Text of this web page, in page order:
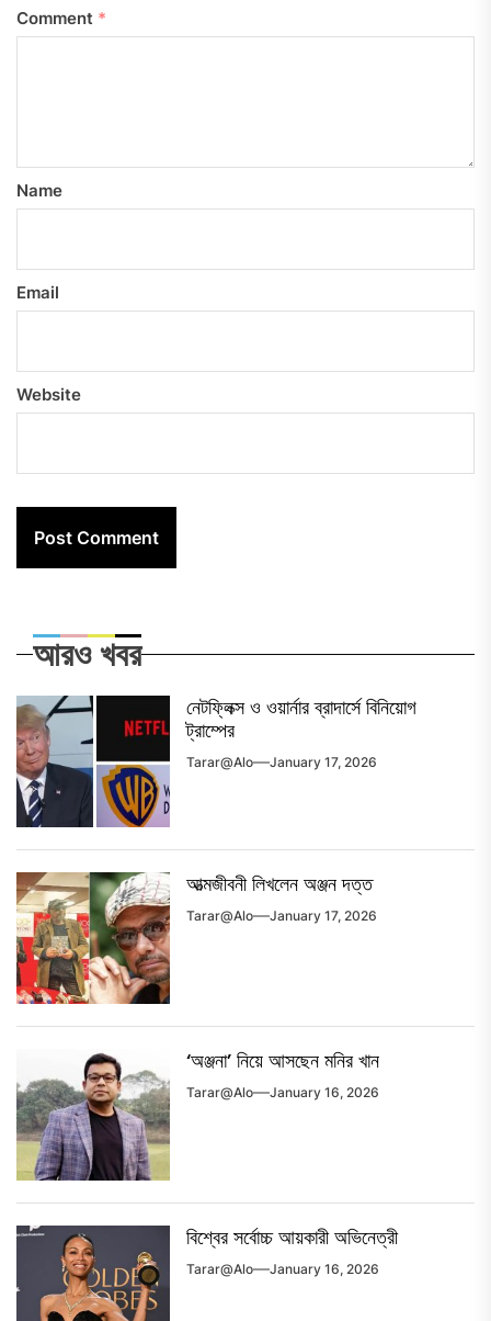
Comment *
Name
Email
Website
আরও খবর
নেটফ্লিক্স ও ওয়ার্নার ব্রাদার্সে বিনিয়োগ
ট্রাম্পের
Tarar@alo January 17, 2026
আত্মজীবনী লিখলেন অঞ্জন দত্ত
Tarar@alo January 17, 2026
‘অঞ্জনা’ নিয়ে আসছেন মনির খান
Tarar@alo January 16, 2026
বিশ্বের সর্বোচ্চ আয়কারী অভিনেত্রী
Tarar@alo January 16, 2026